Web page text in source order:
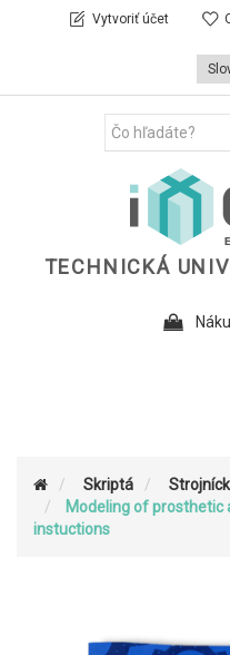
Vytvoriť účet
TECHNICKÁ
Skriptá
Modeling of prosthetic
instuctions